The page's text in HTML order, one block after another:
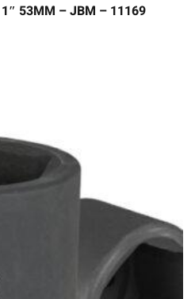
1″ 53MM – JBM – 11169